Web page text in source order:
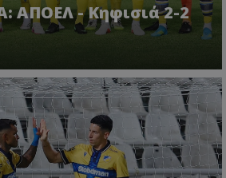
ΑΠΟΕΛ - Κηφισιά 2-2